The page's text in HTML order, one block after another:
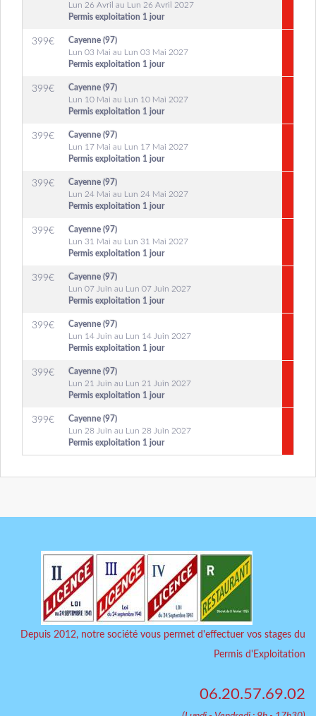
Lun 26 Avril au Lun 26 Avril 2027
Permis exploitation 1 jour
399€
Cayenne (97)
Lun 03 Mai au Lun 03 Mai 2027
Permis exploitation 1 jour
399€
Cayenne (97)
Lun 10 Mai au Lun 10 Mai 2027
Permis exploitation 1 jour
399€
Cayenne (97)
Lun 17 Mai au Lun 17 Mai 2027
Permis exploitation 1 jour
399€
Cayenne (97)
Lun 24 Mai au Lun 24 Mai 2027
Permis exploitation 1 jour
399€
Cayenne (97)
Lun 31 Mai au Lun 31 Mai 2027
Permis exploitation 1 jour
399€
Cayenne (97)
Lun 07 Juin au Lun 07 Juin 2027
Permis exploitation 1 jour
399€
Cayenne (97)
Lun 14 Juin au Lun 14 Juin 2027
Permis exploitation 1 jour
399€
Cayenne (97)
Lun 21 Juin au Lun 21 Juin 2027
Permis exploitation 1 jour
399€
Cayenne (97)
Lun 28 Juin au Lun 28 Juin 2027
Permis exploitation 1 jour
Depuis 2012, notre société vous permet d'effectuer vos stages du
Permis d'Exploitation
06.20.57.69.02